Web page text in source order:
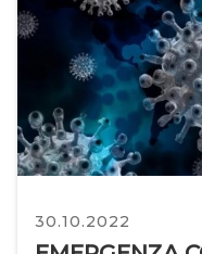
30.10.2022